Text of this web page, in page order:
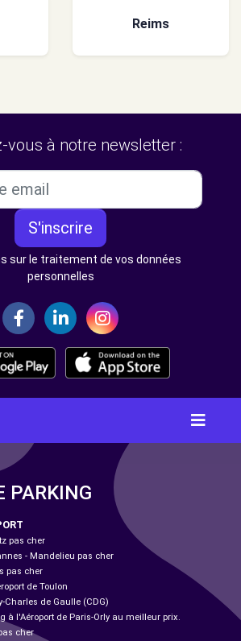
Reims
vous à notre newsletter :
S'inscrire
sur le traitement de vos données
personnelles
PARKING
pas cher
- Mandelieu pas cher
pas cher
de Toulon
Charles de Gaulle (CDG)
à l'Aéroport de Paris-Orly au meilleur prix.
cher